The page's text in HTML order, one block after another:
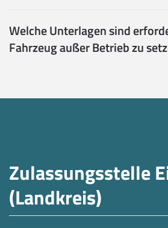
Welche Unterlagen sind
Fahrzeug außer Betrieb zu
Zulassungsstelle
(Landkreis)